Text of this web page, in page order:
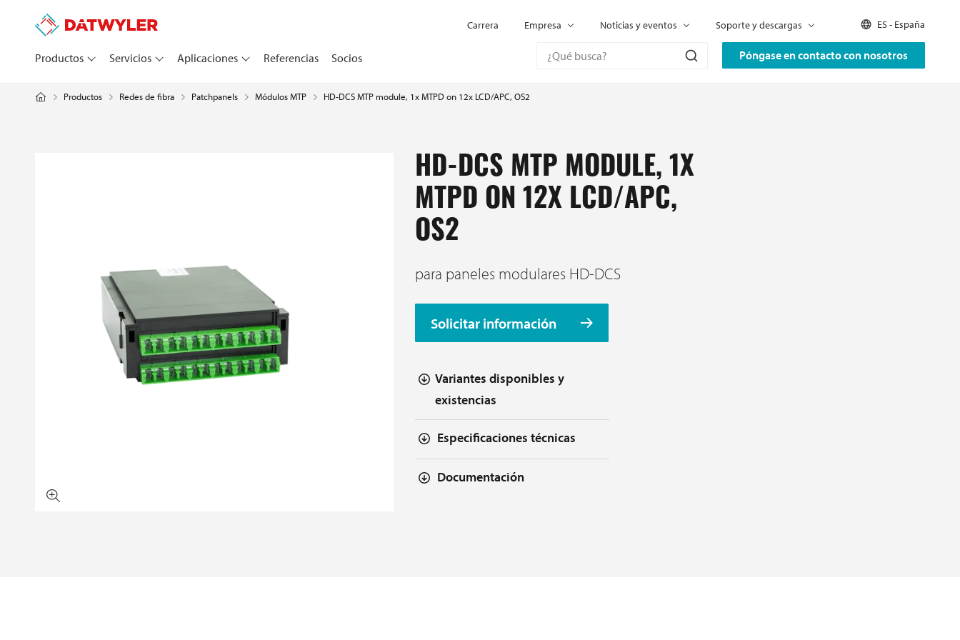
Póngase en contacto con nosotros
Productos Servicios Aplicaciones Referencias Socios
Carrera Empresa Noticias y eventos Soporte y descargas ES - España
Productos Redes de fibra Patchpanels Módulos MTP HD-DCS MTP module, 1x MTPD on 12x LCD/APC, OS2
HD-DCS MTP MODULE, 1X
MTPD ON 12X LCD/APC,
OS2
para paneles modulares HD-DCS
Solicitar información
Variantes disponibles y
existencias
Especificaciones técnicas
Documentación